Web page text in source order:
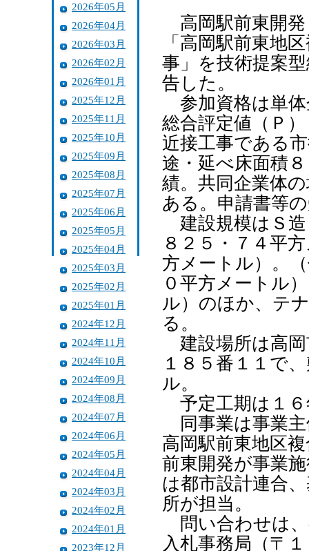
2026年05月
2026年04月
2026年03月
2026年02月
2026年01月
2025年12月
2025年11月
2025年10月
2025年09月
2025年08月
2025年07月
2025年06月
2025年05月
2025年04月
2025年03月
2025年02月
2025年01月
2024年12月
2024年11月
2024年10月
2024年09月
2024年08月
2024年07月
2024年06月
2024年05月
2024年04月
2024年03月
2024年02月
2024年01月
2023年12月
高岡駅前東開発
「高岡駅前東地
事」を技術提案
告した。
参加資格は単体
総合評定値（Ｐ
近接工事である
途・延べ床面積
績。共同企業体
ある。申請書等
建設規模はＳ造
８２５・７４平
方メートル）。
０平方メートル
ル）のほか、テ
る。
建設場所は高岡
１８５番１１で
ル。
予定工期は１６
同事業は事業主
高岡駅前東地区
前東開発が事業
は都市設計連合
所が担当。
問い合わせは、
入札事務局（〒